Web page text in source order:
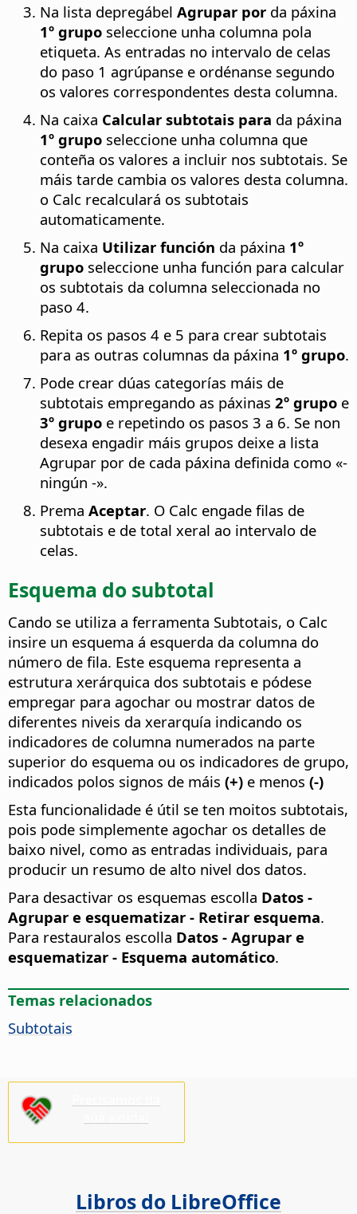
Na lista depregábel Agrupar por da páxina
1º grupo seleccione unha columna pola
etiqueta. As entradas no intervalo de celas
do paso 1 agrúpanse e ordénanse segundo
os valores correspondentes desta columna.
Na caixa Calcular subtotais para da páxina
1º grupo seleccione unha columna que
conteña os valores a incluir nos subtotais. Se
máis tarde cambia os valores desta columna.
o Calc recalculará os subtotais
automaticamente.
Na caixa Utilizar función da páxina 1º
grupo seleccione unha función para calcular
os subtotais da columna seleccionada no
paso 4.
Repita os pasos 4 e 5 para crear subtotais
para as outras columnas da páxina 1º grupo.
Pode crear dúas categorías máis de
subtotais empregando as páxinas 2º grupo e
3º grupo e repetindo os pasos 3 a 6. Se non
desexa engadir máis grupos deixe a lista
Agrupar por de cada páxina definida como «-
ningún -».
Prema Aceptar. O Calc engade filas de
subtotais e de total xeral ao intervalo de
celas.
Esquema do subtotal
Cando se utiliza a ferramenta Subtotais, o Calc
insire un esquema á esquerda da columna do
número de fila. Este esquema representa a
estrutura xerárquica dos subtotais e pódese
empregar para agochar ou mostrar datos de
diferentes niveis da xerarquía indicando os
indicadores de columna numerados na parte
superior do esquema ou os indicadores de grupo,
indicados polos signos de máis (+) e menos (-)
Esta funcionalidade é útil se ten moitos subtotais,
pois pode simplemente agochar os detalles de
baixo nivel, como as entradas individuais, para
producir un resumo de alto nivel dos datos.
Para desactivar os esquemas escolla Datos -
Agrupar e esquematizar - Retirar esquema.
Para restauralos escolla Datos - Agrupar e
esquematizar - Esquema automático.
Temas relacionados
Subtotais
Libros do LibreOffice